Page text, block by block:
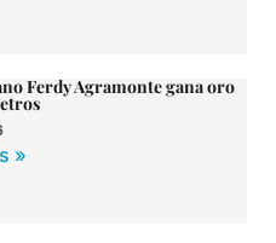
Ferdy Agramonte gana oro
»